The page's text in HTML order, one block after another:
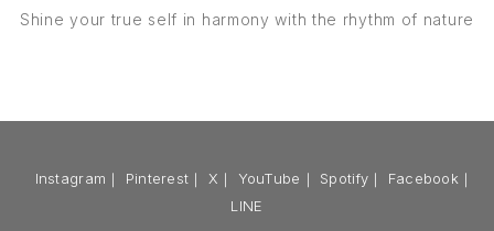
Shine your true self in harmony with the rhythm of nature
Instagram ｜ Pinterest ｜ X ｜ YouTube ｜ Spotify ｜ Facebook ｜
LINE